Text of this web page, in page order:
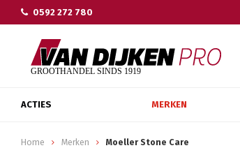
0592 272 780
ACTIES MERKEN
Home Merken Moeller Stone Care